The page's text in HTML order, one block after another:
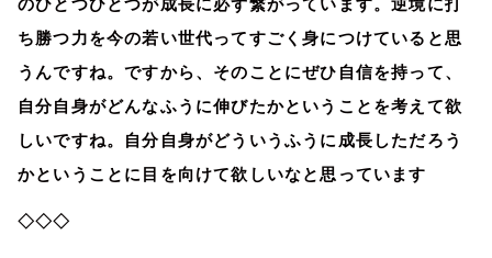
のひとつひとつが成長に必ず繋がっています。逆境に打
ち勝つ力を今の若い世代ってすごく身につけていると思
うんですね。ですから、そのことにぜひ自信を持って、
自分自身がどんなふうに伸びたかということを考えて欲
しいですね。自分自身がどういうふうに成長しただろう
かということに目を向けて欲しいなと思っています
◇◇◇